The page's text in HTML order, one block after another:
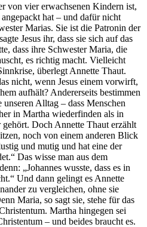
von vier erwachsenen Kindern ist,
hat – und dafür nicht
Marias. Sie ist die Patronin der
Jesus ihr, dass sie sich auf das
dass ihre Schwester Maria, die
es richtig macht. Vielleicht
überlegt Annette Thaut.
nicht, wenn Jesus einem vorwirft,
aufhält? Andererseits bestimmen
Alltag – dass Menschen
in Martha wiederfinden als in
Doch Annette Thaut erzählt
noch von einem anderen Blick
und mutig und hat eine der
Das wisse man aus dem
„Johannes wusste, dass es in
Und dann gelingt es Annette
zu vergleichen, ohne sie
Maria, so sagt sie, stehe für das
Martha hingegen sei
– und beides braucht es.